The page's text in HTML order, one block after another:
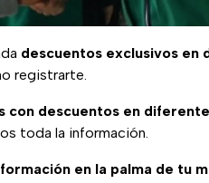
descuentos exclusivos en
registrarte.
con descuentos en
toda la información.
en la palma de tu